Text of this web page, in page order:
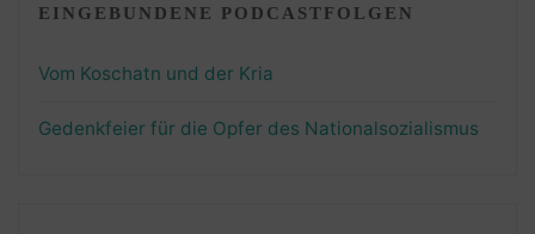
EINGEBUNDENE PODCASTFOLGEN
Vom Koschatn und der Kria
Gedenkfeier für die Opfer des Nationalsozialismus